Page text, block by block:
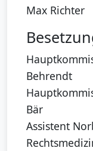
Max Richter
Behrendt
Bär
Assistent